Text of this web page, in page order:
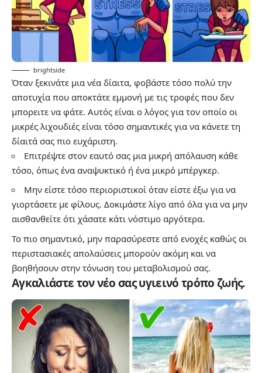
brightside
Όταν ξεκινάτε μια νέα δίαιτα, φοβάστε τόσο πολύ την
αποτυχία που αποκτάτε εμμονή με τις τροφές που δεν
μπορειτε να φάτε. Αυτός είναι ο λόγος για τον οποίο οι
μικρές λιχουδιές είναι τόσο σημαντικές για να κάνετε τη
δίαιτά σας πιο ευχάριστη.
Επιτρέψτε στον εαυτό σας μια μικρή απόλαυση κάθε
τόσο, όπως ένα αναψυκτικό ή ένα μικρό μπέργκερ.
Μην είστε τόσο περιοριστικοί όταν είστε έξω για να
γιορτάσετε με φίλους. Δοκιμάστε λίγο από όλα για να μην
αισθανθείτε ότι χάσατε κάτι νόστιμο αργότερα.
Το πιο σημαντικό, μην παρασύρεστε από ενοχές καθώς οι
περιστασιακές απολαύσεις μπορούν ακόμη και να
βοηθήσουν στην τόνωση του μεταβολισμού σας.
Αγκαλιάστε τον νέο σας υγιεινό τρόπο ζωής.